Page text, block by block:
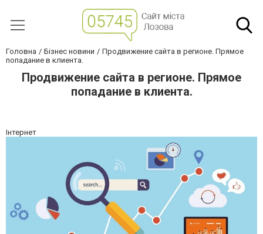
Головна Бізнес новини
Продвижение сайта в регионе. Прямое
попадание в клиента.
Продвижение сайта в регионе. Прямое
попадание в клиента.
Інтернет